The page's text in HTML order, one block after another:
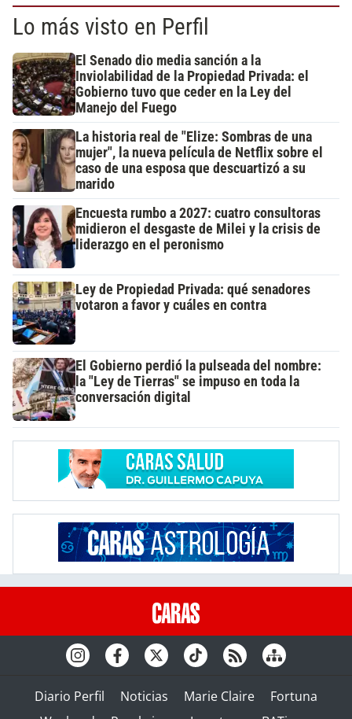
Lo más visto en Perfil
El Senado dio media sanción a la
Inviolabilidad de la Propiedad Privada: el
Gobierno tuvo que ceder en la Ley del
Manejo del Fuego
La historia real de "Elize: Sombras de una
mujer", la nueva película de Netflix sobre el
caso de una esposa que descuartizó a su
marido
Encuesta rumbo a 2027: cuatro consultoras
midieron el desgaste de Milei y la crisis de
liderazgo en el peronismo
Ley de Propiedad Privada: qué senadores
votaron a favor y cuáles en contra
El Gobierno perdió la pulseada del nombre:
la "Ley de Tierras" se impuso en toda la
conversación digital
Diario Perfil Noticias Marie Claire
Fortuna